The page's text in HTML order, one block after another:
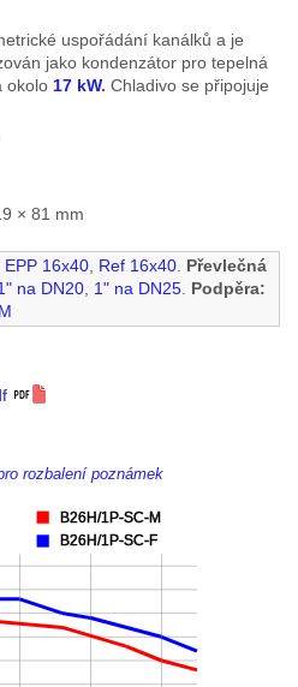
uspořádání kanálků a je
jako kondenzátor pro tepelná
okolo 17 kW. Chladivo se připojuje
× 81 mm
EPP 16x40, Ref 16x40. Převlečná
na DN20, 1" na DN25. Podpěra:
rozbalení poznámek